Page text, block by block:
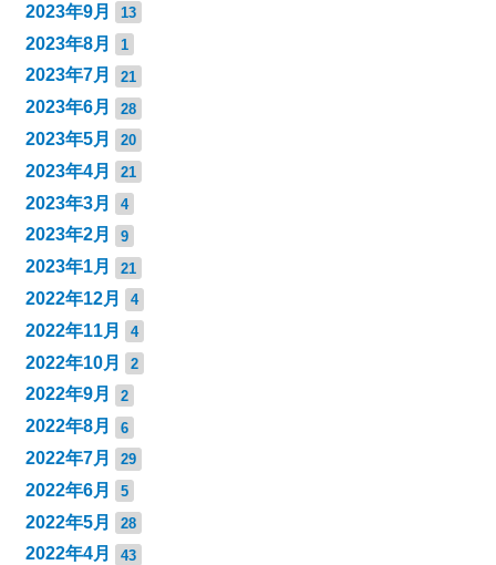
2023年9月 13
2023年8月 1
2023年7月 21
2023年6月 28
2023年5月 20
2023年4月 21
2023年3月 4
2023年2月 9
2023年1月 21
2022年12月 4
2022年11月 4
2022年10月 2
2022年9月 2
2022年8月 6
2022年7月 29
2022年6月 5
2022年5月 28
2022年4月 43